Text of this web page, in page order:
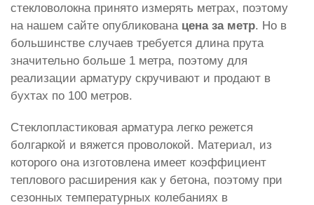
стекловолокна принято измерять метрах, поэтому
на нашем сайте опубликована цена за метр. Но в
большинстве случаев требуется длина прута
значительно больше 1 метра, поэтому для
реализации арматуру скручивают и продают в
бухтах по 100 метров.
Стеклопластиковая арматура легко режется
болгаркой и вяжется проволокой. Материал, из
которого она изготовлена имеет коэффициент
теплового расширения как у бетона, поэтому при
сезонных температурных колебаниях в